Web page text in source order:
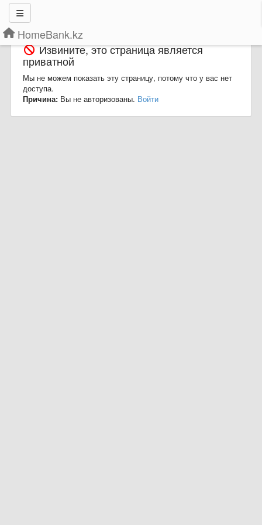
HomeBank.kz
Извините, это страница является
приватной
Мы не можем показать эту страницу, потому что у вас нет
доступа.
Причина: Вы не авторизованы. Войти